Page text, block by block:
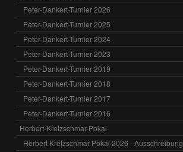
Peter-Dankert-Turnier 2026
Peter-Dankert-Turnier 2025
Peter-Dankert-Turnier 2024
Peter-Dankert-Turnier 2023
Peter-Dankert-Turnier 2019
Peter-Dankert-Turnier 2018
Peter-Dankert-Turnier 2017
Peter-Dankert-Turnier 2016
Herbert-Kretzschmar-Pokal
Herbert Kretzschmar Pokal 2026 - Ausschreibung